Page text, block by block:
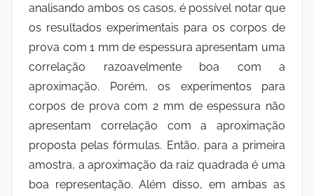
analisando ambos os casos, é possível notar que
os resultados experimentais para os corpos de
prova com 1 mm de espessura apresentam uma
correlação razoavelmente boa com a
aproximação. Porém, os experimentos para
corpos de prova com 2 mm de espessura não
apresentam correlação com a aproximação
proposta pelas fórmulas. Então, para a primeira
amostra, a aproximação da raiz quadrada é uma
boa representação. Além disso, em ambas as